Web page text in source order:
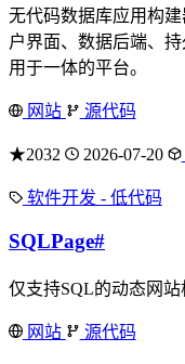
无代码数据库应用构
户界面、数据后端、
用于一体的平台。
网站 源代码
★2032 2026-07-20
软件开发 - 低代码
SQLPage#
仅支持SQL的动态网站
网站 源代码